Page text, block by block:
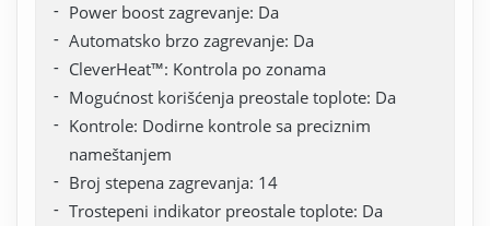
Power boost zagrevanje: Da
Automatsko brzo zagrevanje: Da
CleverHeat™: Kontrola po zonama
Mogućnost korišćenja preostale toplote: Da
Kontrole: Dodirne kontrole sa preciznim
nameštanjem
Broj stepena zagrevanja: 14
Trostepeni indikator preostale toplote: Da